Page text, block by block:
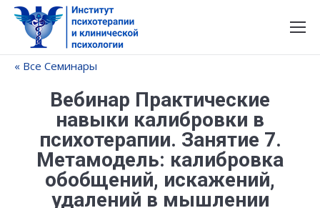
« Все Семинары
Вебинар Практические
навыки калибровки в
психотерапии. Занятие 7.
Метамодель: калибровка
обобщений, искажений,
удалений в мышлении